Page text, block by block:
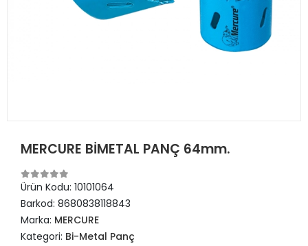
MERCURE BİMETAL PANÇ 64mm.
Ürün Kodu: 10101064
Barkod: 8680838118843
Marka: MERCURE
Kategori: Bi-Metal Panç